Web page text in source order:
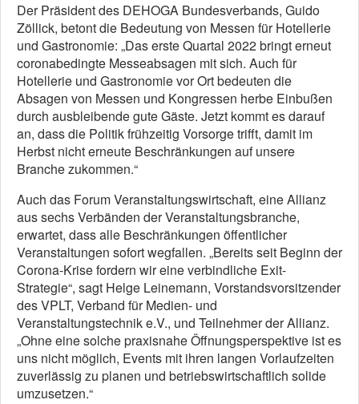
Der Präsident des DEHOGA Bundesverbands, Guido
Zöllick, betont die Bedeutung von Messen für Hotellerie
und Gastronomie: „Das erste Quartal 2022 bringt erneut
coronabedingte Messeabsagen mit sich. Auch für
Hotellerie und Gastronomie vor Ort bedeuten die
Absagen von Messen und Kongressen herbe Einbußen
durch ausbleibende gute Gäste. Jetzt kommt es darauf
an, dass die Politik frühzeitig Vorsorge trifft, damit im
Herbst nicht erneute Beschränkungen auf unsere
Branche zukommen.“
Auch das Forum Veranstaltungswirtschaft, eine Allianz
aus sechs Verbänden der Veranstaltungsbranche,
erwartet, dass alle Beschränkungen öffentlicher
Veranstaltungen sofort wegfallen. „Bereits seit Beginn der
Corona-Krise fordern wir eine verbindliche Exit-
Strategie“, sagt Helge Leinemann, Vorstandsvorsitzender
des VPLT, Verband für Medien- und
Veranstaltungstechnik e.V., und Teilnehmer der Allianz.
„Ohne eine solche praxisnahe Öffnungsperspektive ist es
uns nicht möglich, Events mit ihren langen Vorlaufzeiten
zuverlässig zu planen und betriebswirtschaftlich solide
umzusetzen.“